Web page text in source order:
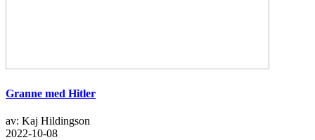
Granne med Hitler
av: Kaj Hildingson
2022-10-08